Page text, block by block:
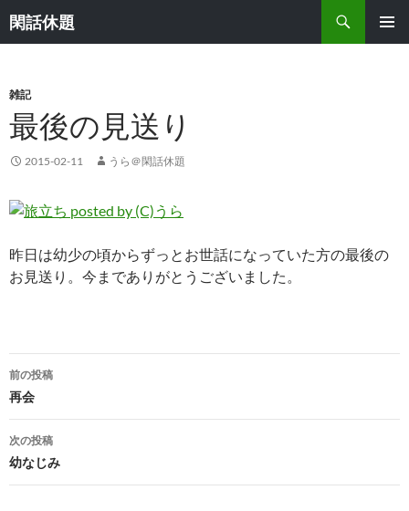
閑話休題
索
ン
ツ
へ
キ
プ
雑記
最後の見送り
2015-02-11 うら＠閑話休題
昨日は幼少の頃からずっとお世話になっていた方の最後の
お見送り。今までありがとうございました。
投
稿
ナ
ビ
ゲ
前の投稿
再会
次の投稿
幼なじみ